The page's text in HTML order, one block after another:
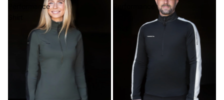
Performance